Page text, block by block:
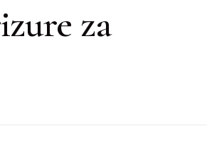
za